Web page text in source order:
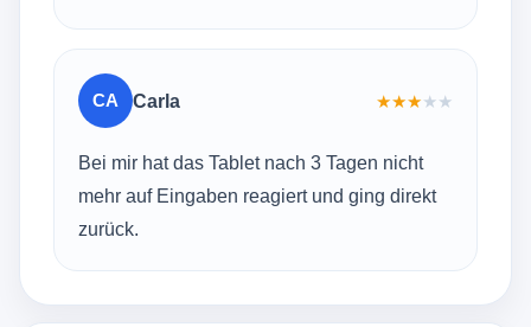
CA Carla ★★★★★
Bei mir hat das Tablet nach 3 Tagen nicht
mehr auf Eingaben reagiert und ging direkt
zurück.